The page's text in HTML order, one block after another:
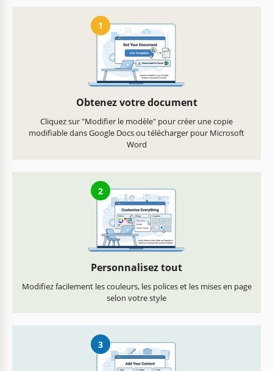
1
Obtenez votre document
Cliquez sur "Modifier le modèle" pour créer une copie
modifiable dans Google Docs ou télécharger pour Microsoft
Word
2
Personnalisez tout
Modifiez facilement les couleurs, les polices et les mises en page
selon votre style
3